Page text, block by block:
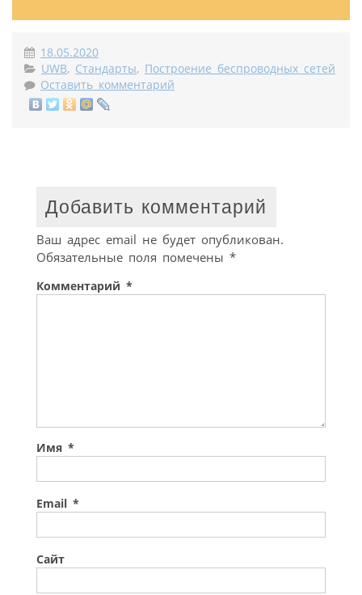
18.05.2020
UWB, Стандарты, Построение беспроводных сетей
Оставить комментарий
Добавить комментарий
Ваш адрес email не будет опубликован.
Обязательные поля помечены *
Комментарий *
Имя *
Email *
Сайт